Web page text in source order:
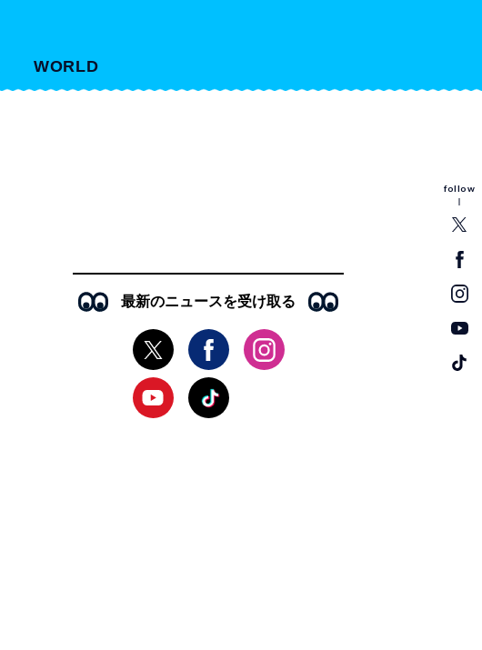
WORLD
follow
最新のニュースを受け取る